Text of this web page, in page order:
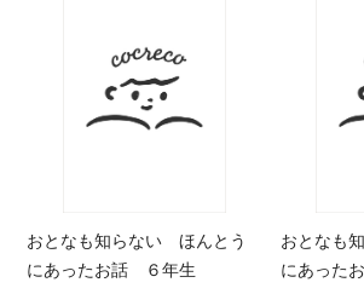
おとなも知らない ほんとう
にあったお話 ６年生
おとなも
にあった